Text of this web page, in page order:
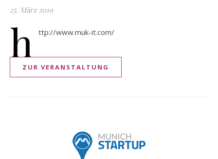
25. März 2019
h ttp://www.muk-it.com/
ZUR VERANSTALTUNG